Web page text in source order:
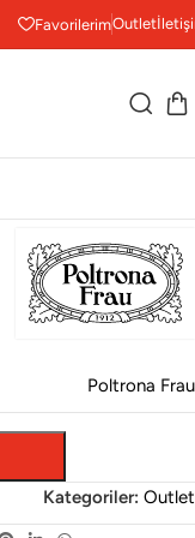
FavorilerimOutlet
Poltrona Frau
Kategoriler: Outlet